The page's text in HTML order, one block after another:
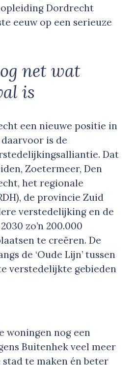
Dordrecht
eeuw op een serieuze
net wat
is
een nieuwe positie in
is de
Dat
Zoetermeer, Den
het regionale
de provincie Zuid
verstedelijking en de
zo’n 200.000
te creëren. De
de ‘Oude Lijn’ tussen
verstedelijkte gebieden
woningen nog een
Buitenhek veel meer
te maken én beter